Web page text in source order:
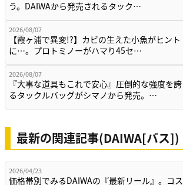
う。DAIWAから発売されるタック…
2026/08/07
【霞ヶ浦で異変!?】カビの生えた小魚がヒント
に…。プロトミノーがハマり45セ…
2026/08/07
『大事な道具もこれで安心』圧倒的な強度を誇
るタックルバッグがシマノから発売。…
最新の関連記事(DAIWA[バス])
2026/04/23
価格帯別でみるDAIWAの『最新リール』。コス